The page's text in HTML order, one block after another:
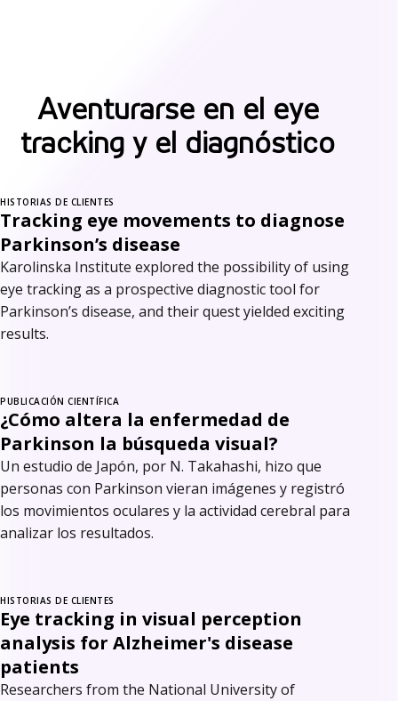
Aventurarse en el eye
tracking y el diagnóstico
HISTORIAS DE CLIENTES
Tracking eye movements to diagnose
Parkinson’s disease
Karolinska Institute explored the possibility of using
eye tracking as a prospective diagnostic tool for
Parkinson’s disease, and their quest yielded exciting
results.
PUBLICACIÓN CIENTÍFICA
¿Cómo altera la enfermedad de
Parkinson la búsqueda visual?
Un estudio de Japón, por N. Takahashi, hizo que
personas con Parkinson vieran imágenes y registró
los movimientos oculares y la actividad cerebral para
analizar los resultados.
HISTORIAS DE CLIENTES
Eye tracking in visual perception
analysis for Alzheimer's disease
patients
Researchers from the National University of